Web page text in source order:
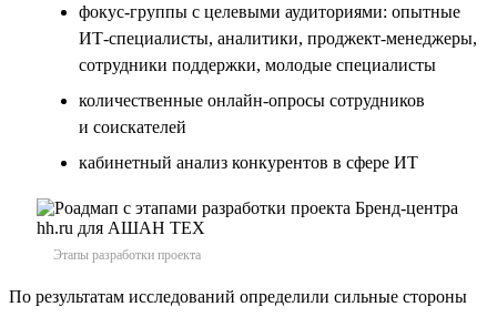
фокус-группы с целевыми аудиториями: опытные
ИТ-специалисты, аналитики, проджект-менеджеры,
сотрудники поддержки, молодые специалисты
количественные онлайн-опросы сотрудников
и соискателей
кабинетный анализ конкурентов в сфере ИТ
Этапы разработки проекта
По результатам исследований определили сильные стороны